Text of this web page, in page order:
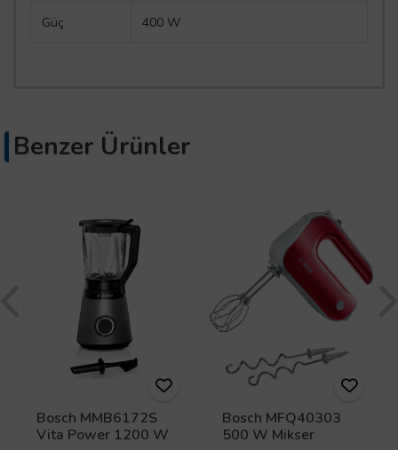
Güç 400 W
Benzer Ürünler
Bosch MMB6172S
Vita Power 1200 W
Bosch MFQ40303
500 W Mikser